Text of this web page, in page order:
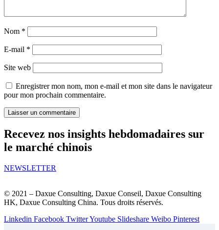
Nom *
E-mail *
Site web
Enregistrer mon nom, mon e-mail et mon site dans le navigateur
pour mon prochain commentaire.
Recevez nos insights hebdomadaires sur
le marché chinois
NEWSLETTER
© 2021 – Daxue Consulting, Daxue Conseil, Daxue Consulting
HK, Daxue Consulting China. Tous droits réservés.
Linkedin Facebook TwitterYoutube Slideshare Weibo Pinterest